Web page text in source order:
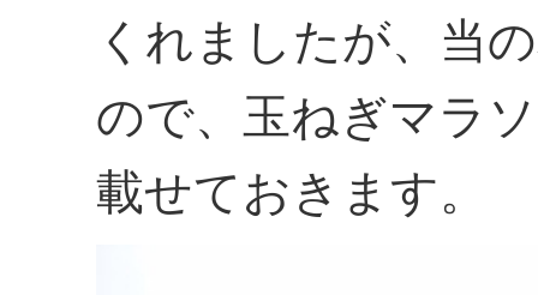
くれましたが、当
ので、玉ねぎマラ
載せておきます。